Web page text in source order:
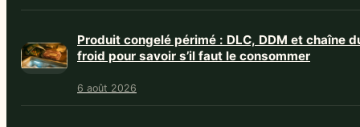
Produit congelé périmé : DLC, DDM et chaîne
froid pour savoir s’il faut le consommer
6 août 2026